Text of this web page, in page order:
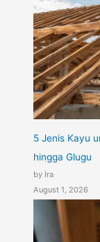
5 Jenis Kayu
hingga Glugu
by Ira
August 1, 2026